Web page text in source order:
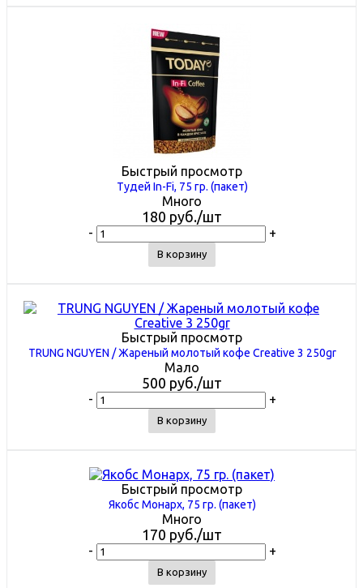
Быстрый просмотр
Тудей In-Fi, 75 гр. (пакет)
Много
180 руб./шт
- +
В корзину
Быстрый просмотр
TRUNG NGUYEN / Жареный молотый кофе Creative 3 250gr
Мало
500 руб./шт
- +
В корзину
Быстрый просмотр
Якобс Монарх, 75 гр. (пакет)
Много
170 руб./шт
- +
В корзину